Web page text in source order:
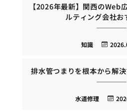
【2026年最新】関西のWeb
ルティング会社お
知識
排水管つまりを根本から解
水道修理